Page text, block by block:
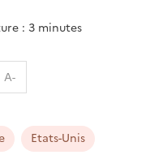
: 3 minutes
A-
Etats-Unis